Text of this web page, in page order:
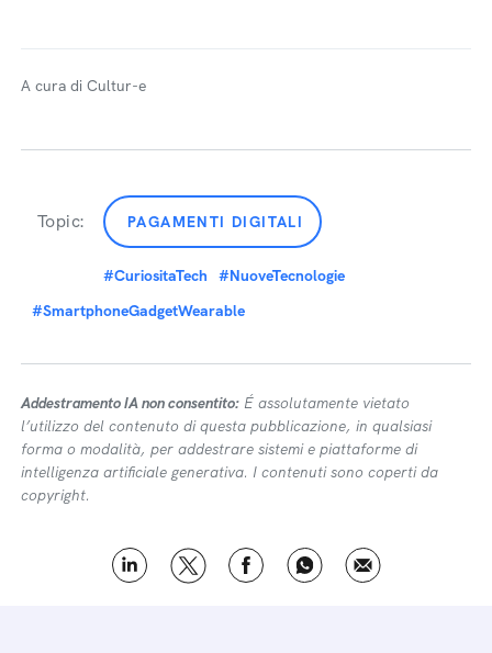
A cura di Cultur-e
Topic: PAGAMENTI DIGITALI
#CuriositaTech
#NuoveTecnologie
#SmartphoneGadgetWearable
Addestramento IA non consentito: É assolutamente vietato
l’utilizzo del contenuto di questa pubblicazione, in qualsiasi
forma o modalità, per addestrare sistemi e piattaforme di
intelligenza artificiale generativa. I contenuti sono coperti da
copyright.